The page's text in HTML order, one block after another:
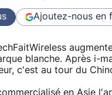
Ajoutez-nous en
blanche. Après i-
c'est au tour du
en Asie